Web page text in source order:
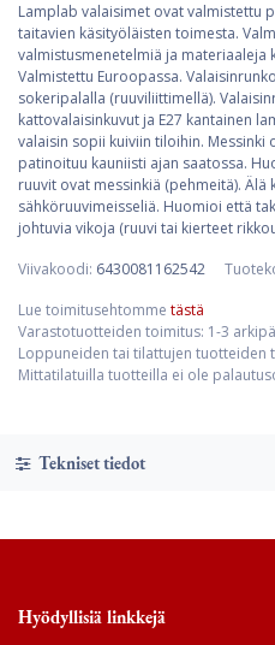
Lamplab valaisimet ovat valmistettu
taitavien käsityöläisten toimesta.
valmistusmenetelmiä ja materiaaleja
Valmistettu Euroopassa.
sokeripalalla (ruuviliittimellä).
kattovalaisinkuvut ja E27 kantainen
valaisin sopii kuiviin tiloihin.
patinoituu kauniisti ajan saatossa.
ruuvit ovat messinkiä (pehmeitä). Älä
sähköruuvimeisseliä. Huomioi että
johtuvia vikoja (ruuvi tai kierteet
Viivakoodi: 6430081162542
Lue toimitusehtomme tästä
Varastotuotteiden toimitus: 1-3
Loppuneiden tai tilattujen tuotteiden
Mittatilatuilla tuotteilla ei ole
Tekniset tiedot
Hyödyllisiä linkkejä